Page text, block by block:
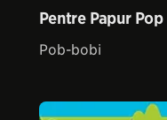
Pentre Papur Pop
Pob-bobi